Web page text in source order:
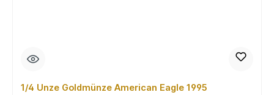
1/4 Unze Goldmünze American Eagle 1995